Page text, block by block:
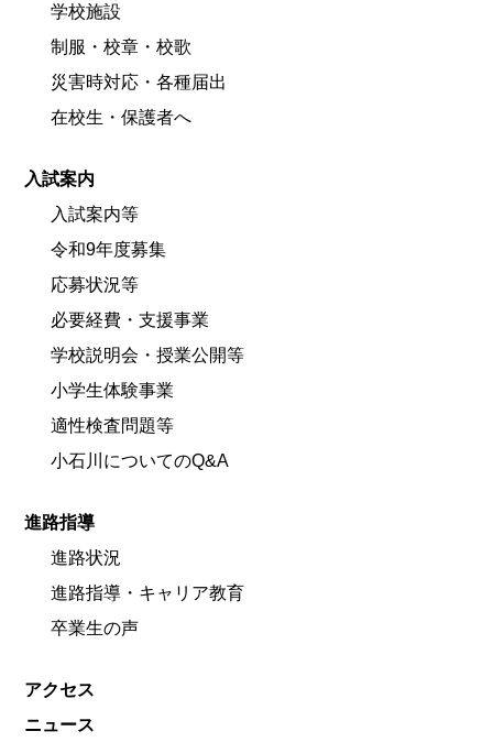
学校施設
制服・校章・校歌
災害時対応・各種届出
在校生・保護者へ
入試案内
入試案内等
令和9年度募集
応募状況等
必要経費・支援事業
学校説明会・授業公開等
小学生体験事業
適性検査問題等
小石川についてのQ&A
進路指導
進路状況
進路指導・キャリア教育
卒業生の声
アクセス
ニュース